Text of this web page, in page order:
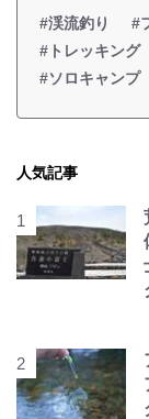
#渓流釣り #
#トレッキング
#ソロキャンプ
人気記事